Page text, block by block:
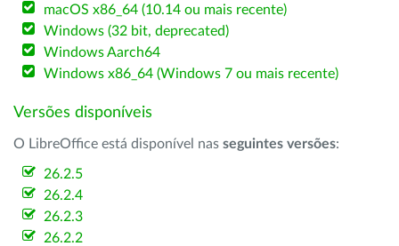
macOS x86_64 (10.14 ou mais recente)
Windows (32 bit, deprecated)
Windows Aarch64
Windows x86_64 (Windows 7 ou mais recente)
Versões disponíveis
O LibreOffice está disponível nas seguintes versões:
26.2.5
26.2.4
26.2.3
26.2.2